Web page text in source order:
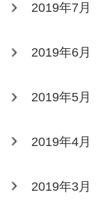
2019年7月
2019年6月
2019年5月
2019年4月
2019年3月